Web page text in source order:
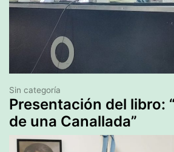
Presentación del libro:
de una Canallada”
Sin categoría